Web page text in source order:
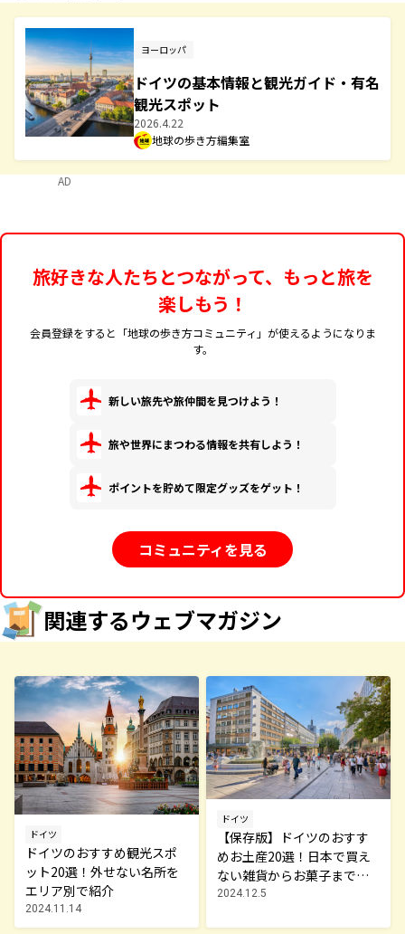
ヨーロッパ
ドイツの基本情報と観光ガイド・有名
観光スポット
2026.4.22
地球の歩き方編集室
AD
旅好きな人たちとつながって、もっと旅を
楽しもう！
会員登録をすると「地球の歩き方コミュニティ」が使えるようになりま
す。
新しい旅先や旅仲間を見つけよう！
旅や世界にまつわる情報を共有しよう！
ポイントを貯めて限定グッズをゲット！
コミュニティを見る
関連するウェブマガジン
ドイツ
ドイツのおすすめ観光スポ
ット20選！外せない名所を
エリア別で紹介
2024.11.14
ドイツ
【保存版】ドイツのおすす
めお土産20選！日本で買え
ない雑貨からお菓子まで徹
底紹介
2024.12.5